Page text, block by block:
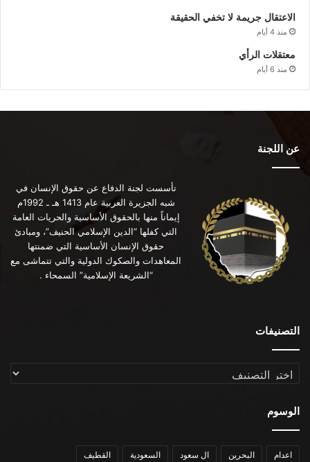
الاعتقال جريمة لا تخفي الحقيقة
منذ 4 أيام
معتقلات الرأي
منذ 6 أيام
عن اللجنة
تأسست لجنة الدفاع عن حقوق الإنسان في
شبه الجزيرة العربية عام 1413 هـ ـ 1992م
إيماناً منها بالحقوق الأساسية والحريات العامة
التي كفلها “الدين الإسلامي الحنيف”، ومبادئ
حقوق الإنسان الأساسية التي ضمنتها
المعاهدات والصكوك الدولية والتي تتماشى مع
“الشريعة الإسلامية” السمحاء .
التصنيفات
التصنيفات
الوسوم
اعدام البحرين ال سعود السعودية القطيف